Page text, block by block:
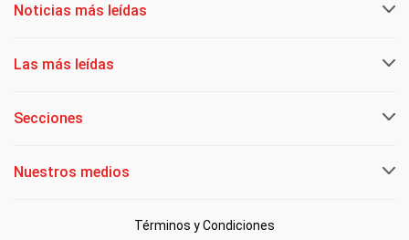
Noticias más leídas
Las más leídas
Secciones
Nuestros medios
Términos y Condiciones